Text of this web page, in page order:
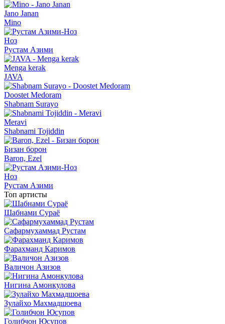
Jano Janan
Mino
Ноз
Рустам Азими
Menga kerak
JAVA
Doostet Medoram
Shabnam Surayo
Meravi
Shabnami Tojiddin
Бизан борон
Baron, Ezel
Ноз
Рустам Азими
Топ артисты
Шабнами Сураё
Сафармухаммад Рустам
Фарахманд Каримов
Валичон Азизов
Нигина Амонкулова
Зулайхо Махмадшоева
Голибчон Юсупов